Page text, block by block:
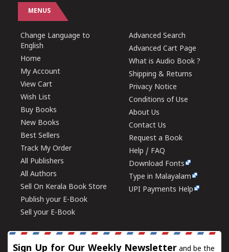
MENUS
Change Language to
English
Home
My Account
View Cart
Wish List
Buy Books
New Books
Best Sellers
Track My Order
All Publishers
All Authors
Sell On Kerala Book Store
Publish your E-Book
Sell your E-Book
Advanced Search
Advanced Cart Page
What is Audio Book ?
Shipping & Returns
Privacy Notice
Conditions of Use
About Us
Contact Us
Request a Book
Help / FAQ
Download Fonts
Type in Malayalam
UPI Payments Help
Sign Up for Our Weekly Newsletter and be the